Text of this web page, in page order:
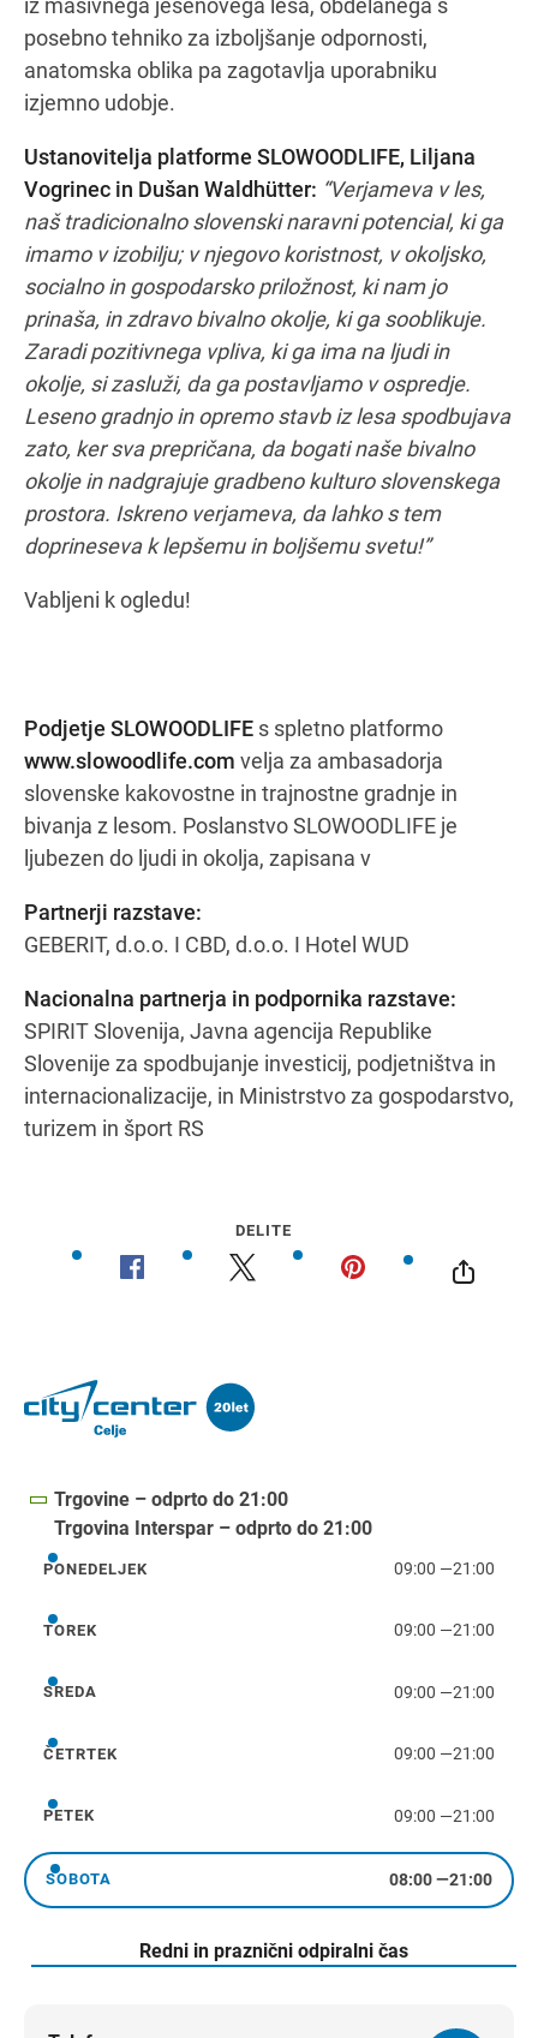
iz masivnega jesenovega lesa, obdelanega s
posebno tehniko za izboljšanje odpornosti,
anatomska oblika pa zagotavlja uporabniku
izjemno udobje.
Ustanovitelja platforme SLOWOODLIFE, Liljana
Vogrinec in Dušan Waldhütter: “Verjameva v les,
naš tradicionalno slovenski naravni potencial, ki ga
imamo v izobilju; v njegovo koristnost, v okoljsko,
socialno in gospodarsko priložnost, ki nam jo
prinaša, in zdravo bivalno okolje, ki ga sooblikuje.
Zaradi pozitivnega vpliva, ki ga ima na ljudi in
okolje, si zasluži, da ga postavljamo v ospredje.
Leseno gradnjo in opremo stavb iz lesa spodbujava
zato, ker sva prepričana, da bogati naše bivalno
okolje in nadgrajuje gradbeno kulturo slovenskega
prostora. Iskreno verjameva, da lahko s tem
doprineseva k lepšemu in boljšemu svetu!”
Vabljeni k ogledu!
Podjetje SLOWOODLIFE s spletno platformo
www.slowoodlife.com velja za ambasadorja
slovenske kakovostne in trajnostne gradnje in
bivanja z lesom. Poslanstvo SLOWOODLIFE je
ljubezen do ljudi in okolja, zapisana v
Partnerji razstave:
GEBERIT, d.o.o. I CBD, d.o.o. I Hotel WUD
Nacionalna partnerja in podpornika razstave:
SPIRIT Slovenija, Javna agencija Republike
Slovenije za spodbujanje investicij, podjetništva in
internacionalizacije, in Ministrstvo za gospodarstvo,
turizem in šport RS
DELITE
Trgovine – odprto do 21:00
Trgovina Interspar – odprto do 21:00
ponedeljek
PONEDELJEK 09:00 —21:00
torek
TOREK 09:00 —21:00
sreda
SREDA 09:00 —21:00
četrtek
ČETRTEK 09:00 —21:00
petek
PETEK 09:00 —21:00
sobota
SOBOTA 08:00—21:00
Redni in praznični odpiralni čas